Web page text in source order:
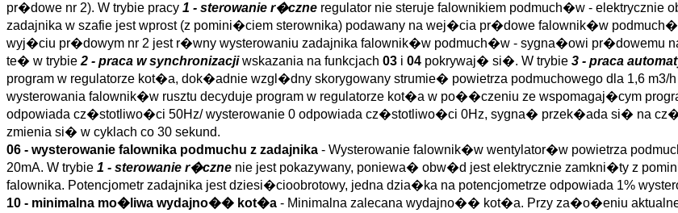
pr�dowe nr 2). W trybie pracy 1 - sterowanie r�czne regulator nie steruje falownikiem podmuch�w -
zadajnika w szafie jest wprost (z pomini�ciem sterownika) podawany na wej�cia pr�dowe falownik�w
wyj�ciu pr�dowym nr 2 jest r�wny wysterowaniu zadajnika falownik�w podmuch�w - sygna�owi pr�dowemu
te� w trybie 2 - praca w synchronizacjiwskazania na funkcjach 03 i 04 pokrywaj� si�. W trybie 3 - praca
program w regulatorze kot�a, dok�adnie wzgl�dny skorygowany strumie� powietrza podmuchowego dla 1,6 m3/
wysterowania falownik�w rusztu decyduje program w regulatorze kot�a w po��czeniu ze wspomagaj�cym
odpowiada cz�stotliwo�ci 50Hz/ wysterowanie 0 odpowiada cz�stotliwo�ci 0Hz, sygna� przek�ada si� na
zmienia si� w cyklach co 30 sekund.
06 - wysterowanie falownika podmuchu z zadajnika - Wysterowanie falownik�w wentylator�w powietrza
20mA. W trybie 1 - sterowanie r�czne nie jest pokazywany, poniewa� obw�d jest elektrycznie zamkni�ty z
falownika. Potencjometr zadajnika jest dziesi�cioobrotowy, jedna dzia�ka na potencjometrze odpowiada 1%
10 - minimalna mo�liwa wydajno�� kot�a - Minimalna zalecana wydajno�� kot�a. Przy za�o�eniu